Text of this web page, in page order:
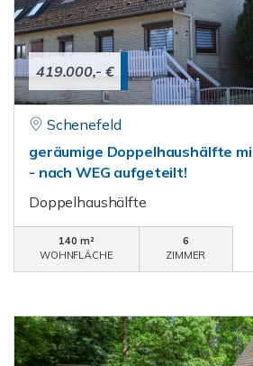
419.000,- €
Schenefeld
geräumige Doppelhaushälfte
- nach WEG aufgeteilt!
Doppelhaushälfte
140 m²
WOHNFLÄCHE
6
ZIMMER